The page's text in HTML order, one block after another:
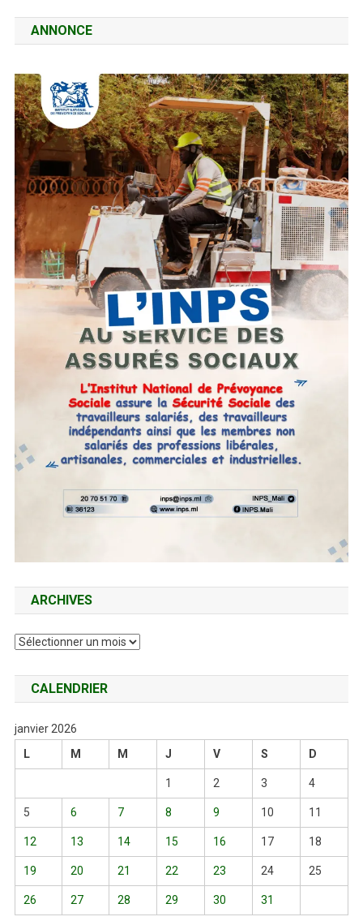
ANNONCE
ARCHIVES
Archives
CALENDRIER
janvier 2026
L
M M J V S D
1 2 3 4
5 6 7 8 9 10 11
12 13 14 15 16 17 18
19 20 21 22 23 24 25
26 27 28 29 30 31